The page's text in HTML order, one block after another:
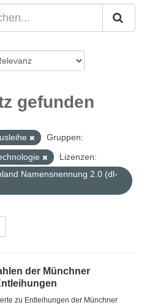
gefunden
Gruppen:
Lizenzen:
Namensnennung 2.0 (dl-
der Münchner
zu Entleihungen der Münchner